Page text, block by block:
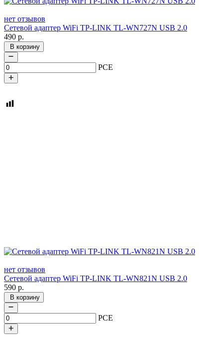
нет отзывов
Сетевой адаптер WiFi TP-LINK TL-WN727N USB 2.0
490 р.
В корзину
PCE
нет отзывов
Сетевой адаптер WiFi TP-LINK TL-WN821N USB 2.0
590 р.
В корзину
PCE